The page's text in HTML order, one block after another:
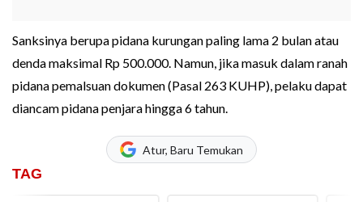
Sanksinya berupa pidana kurungan paling lama 2 bulan atau
denda maksimal Rp 500.000. Namun, jika masuk dalam ranah
pidana pemalsuan dokumen (Pasal 263 KUHP), pelaku dapat
diancam pidana penjara hingga 6 tahun.
Atur, Baru Temukan
TAG